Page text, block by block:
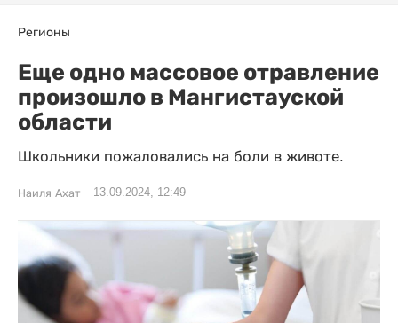
Регионы
Еще одно массовое отравление
произошло в Мангистауской
области
Школьники пожаловались на боли в животе.
Наиля Ахат 13.09.2024, 12:49